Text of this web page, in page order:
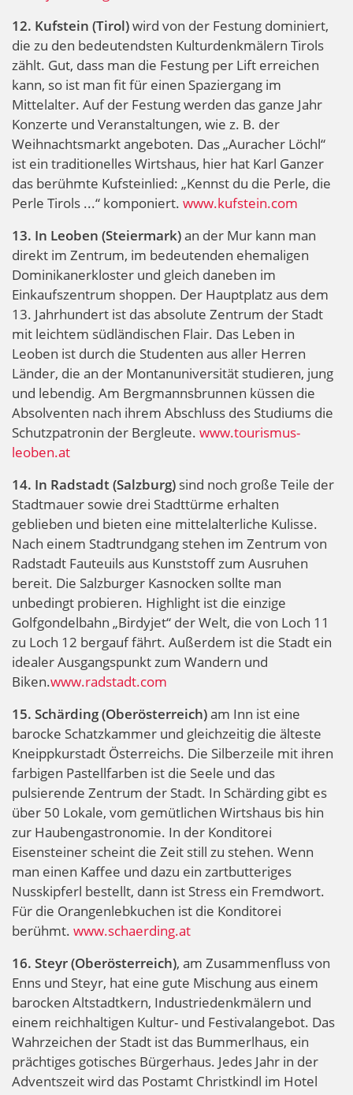
12. Kufstein (Tirol)wird von der Festung dominiert,
die zu den bedeutendsten Kulturdenkmälern Tirols
zählt. Gut, dass man die Festung per Lift erreichen
kann, so ist man fit für einen Spaziergang im
Mittelalter. Auf der Festung werden das ganze Jahr
Konzerte und Veranstaltungen, wie z. B. der
Weihnachtsmarkt angeboten. Das „Auracher Löchl“
ist ein traditionelles Wirtshaus, hier hat Karl Ganzer
das berühmte Kufsteinlied: „Kennst du die Perle, die
Perle Tirols ...“ komponiert. www.kufstein.com
13. In Leoben (Steiermark)an der Mur kann man
direkt im Zentrum, im bedeutenden ehemaligen
Dominikanerkloster und gleich daneben im
Einkaufszentrum shoppen. Der Hauptplatz aus dem
13. Jahrhundert ist das absolute Zentrum der Stadt
mit leichtem südländischen Flair. Das Leben in
Leoben ist durch die Studenten aus aller Herren
Länder, die an der Montanuniversität studieren, jung
und lebendig. Am Bergmannsbrunnen küssen die
Absolventen nach ihrem Abschluss des Studiums die
Schutzpatronin der Bergleute. www.tourismus-
leoben.at
14. In Radstadt (Salzburg) sind noch große Teile der
Stadtmauer sowie drei Stadttürme erhalten
geblieben und bieten eine mittelalterliche Kulisse.
Nach einem Stadtrundgang stehen im Zentrum von
Radstadt Fauteuils aus Kunststoff zum Ausruhen
bereit. Die Salzburger Kasnocken sollte man
unbedingt probieren. Highlight ist die einzige
Golfgondelbahn „Birdyjet“ der Welt, die von Loch 11
zu Loch 12 bergauf fährt. Außerdem ist die Stadt ein
idealer Ausgangspunkt zum Wandern und
Biken.www.radstadt.com
15. Schärding (Oberösterreich)am Inn ist eine
barocke Schatzkammer und gleichzeitig die älteste
Kneippkurstadt Österreichs. Die Silberzeile mit ihren
farbigen Pastellfarben ist die Seele und das
pulsierende Zentrum der Stadt. In Schärding gibt es
über 50 Lokale, vom gemütlichen Wirtshaus bis hin
zur Haubengastronomie. In der Konditorei
Eisensteiner scheint die Zeit still zu stehen. Wenn
man einen Kaffee und dazu ein zartbutteriges
Nusskipferl bestellt, dann ist Stress ein Fremdwort.
Für die Orangenlebkuchen ist die Konditorei
berühmt. www.schaerding.at
16. Steyr (Oberösterreich), am Zusammenfluss von
Enns und Steyr, hat eine gute Mischung aus einem
barocken Altstadtkern, Industriedenkmälern und
einem reichhaltigen Kultur- und Festivalangebot. Das
Wahrzeichen der Stadt ist das Bummerlhaus, ein
prächtiges gotisches Bürgerhaus. Jedes Jahr in der
Adventszeit wird das Postamt Christkindl im Hotel